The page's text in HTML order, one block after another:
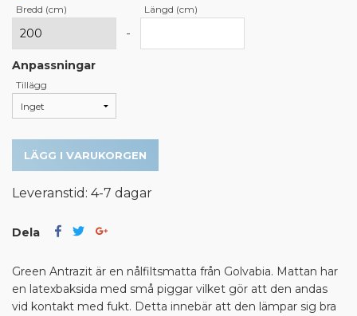
Bredd (cm)
-
Längd (cm)
Anpassningar
Tillägg
LÄGG I VARUKORGEN
Leveranstid: 4-7 dagar
Dela
Green Antrazit är en nålfiltsmatta från Golvabia. Mattan har
en latexbaksida med små piggar vilket gör att den andas
vid kontakt med fukt. Detta innebär att den lämpar sig bra